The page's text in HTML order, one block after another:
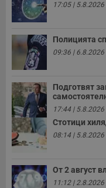
17:05 | 5.8.2026
Полицията
09:36 | 6.8.2026
Подготвят
17:44 | 5.8.2026
Стотици
08:14 | 5.8.2026
От 2 август
11:12 | 2.8.2026